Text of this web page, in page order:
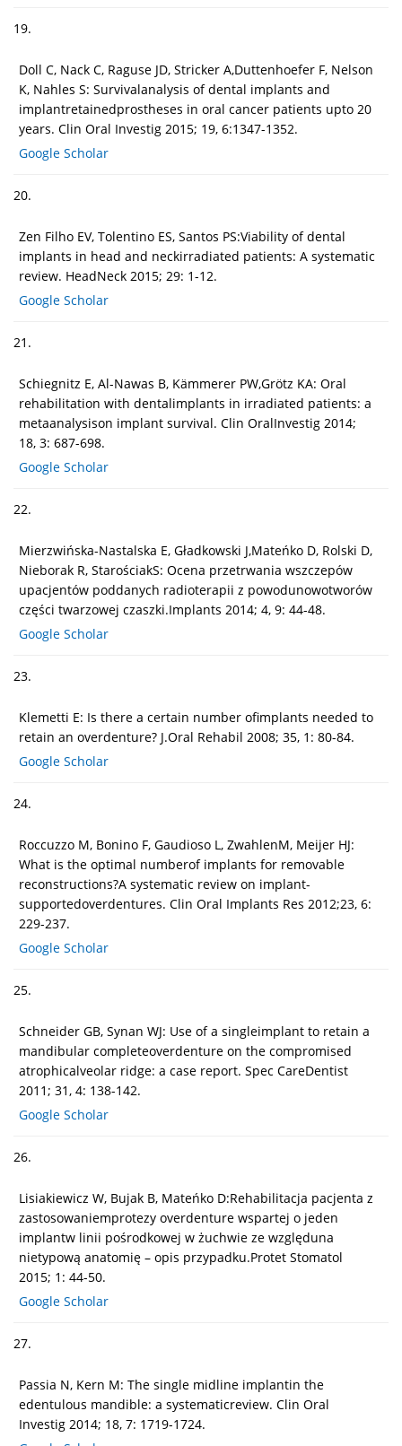
19.
Doll C, Nack C, Raguse JD, Stricker A,Duttenhoefer F, Nelson
K, Nahles S: Survivalanalysis of dental implants and
implantretainedprostheses in oral cancer patients upto 20
years. Clin Oral Investig 2015; 19, 6:1347-1352.
Google Scholar
20.
Zen Filho EV, Tolentino ES, Santos PS:Viability of dental
implants in head and neckirradiated patients: A systematic
review. HeadNeck 2015; 29: 1-12.
Google Scholar
21.
Schiegnitz E, Al-Nawas B, Kämmerer PW,Grötz KA: Oral
rehabilitation with dentalimplants in irradiated patients: a
metaanalysison implant survival. Clin OralInvestig 2014;
18, 3: 687-698.
Google Scholar
22.
Mierzwińska-Nastalska E, Gładkowski J,Mateńko D, Rolski D,
Nieborak R, StarościakS: Ocena przetrwania wszczepów
upacjentów poddanych radioterapii z powodunowotworów
części twarzowej czaszki.Implants 2014; 4, 9: 44-48.
Google Scholar
23.
Klemetti E: Is there a certain number ofimplants needed to
retain an overdenture? J.Oral Rehabil 2008; 35, 1: 80-84.
Google Scholar
24.
Roccuzzo M, Bonino F, Gaudioso L, ZwahlenM, Meijer HJ:
What is the optimal numberof implants for removable
reconstructions?A systematic review on implant-
supportedoverdentures. Clin Oral Implants Res 2012;23, 6:
229-237.
Google Scholar
25.
Schneider GB, Synan WJ: Use of a singleimplant to retain a
mandibular completeoverdenture on the compromised
atrophicalveolar ridge: a case report. Spec CareDentist
2011; 31, 4: 138-142.
Google Scholar
26.
Lisiakiewicz W, Bujak B, Mateńko D:Rehabilitacja pacjenta z
zastosowaniemprotezy overdenture wspartej o jeden
implantw linii pośrodkowej w żuchwie ze względuna
nietypową anatomię – opis przypadku.Protet Stomatol
2015; 1: 44-50.
Google Scholar
27.
Passia N, Kern M: The single midline implantin the
edentulous mandible: a systematicreview. Clin Oral
Investig 2014; 18, 7: 1719-1724.